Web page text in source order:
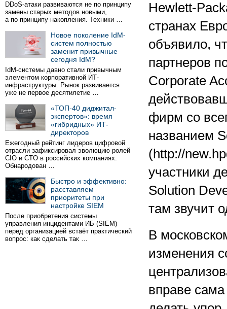
DDoS-атаки развиваются не по принципу
замены старых методов новыми,
а по принципу накопления. Техники …
Новое поколение IdM-
систем полностью
заменит привычные
сегодня IdM?
IdM-системы давно стали привычным
элементом корпоративной ИТ-
инфраструктуры. Рынок развивается
уже не первое десятилетие …
«ТОП-40 диджитал-
экспертов»: время
«гибридных» ИТ-
директоров
Ежегодный рейтинг лидеров цифровой
отрасли зафиксировал эволюцию ролей
CIO и CTO в российских компаниях.
Обнародован …
Быстро и эффективно:
расставляем
приоритеты при
настройке SIEM
После приобретения системы
управления инцидентами ИБ (SIEM)
перед организацией встаёт практический
вопрос: как сделать так …
Hewlett-
странах
объявило,
партнеров
Corporate
фирм со
названием
(http://
участники
Solution
там звучит
В
изменения
вправе